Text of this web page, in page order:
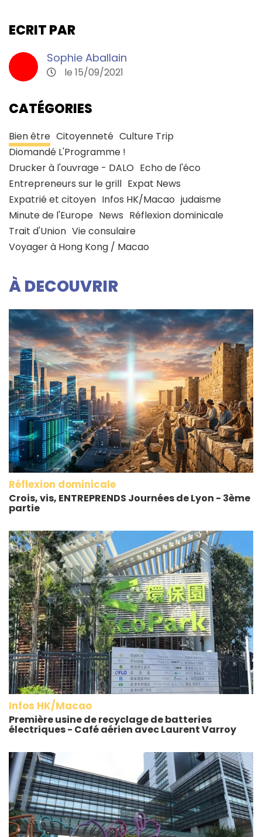
ECRIT PAR
Sophie Aballain
le 15/09/2021
CATÉGORIES
Bien être Citoyenneté Culture Trip
Diomandé L'Programme !
Drucker à l'ouvrage - DALO Echo de l'éco
Entrepreneurs sur le grill Expat News
Expatrié et citoyen Infos HK/Macao judaisme
Minute de l'Europe News Réflexion dominicale
Trait d'Union Vie consulaire
Voyager à Hong Kong / Macao
À DECOUVRIR
Réflexion dominicale
Crois, vis, ENTREPRENDS Journées de Lyon - 3ème
partie
Infos HK/Macao
Première usine de recyclage de batteries
électriques - Café aérien avec Laurent Varroy